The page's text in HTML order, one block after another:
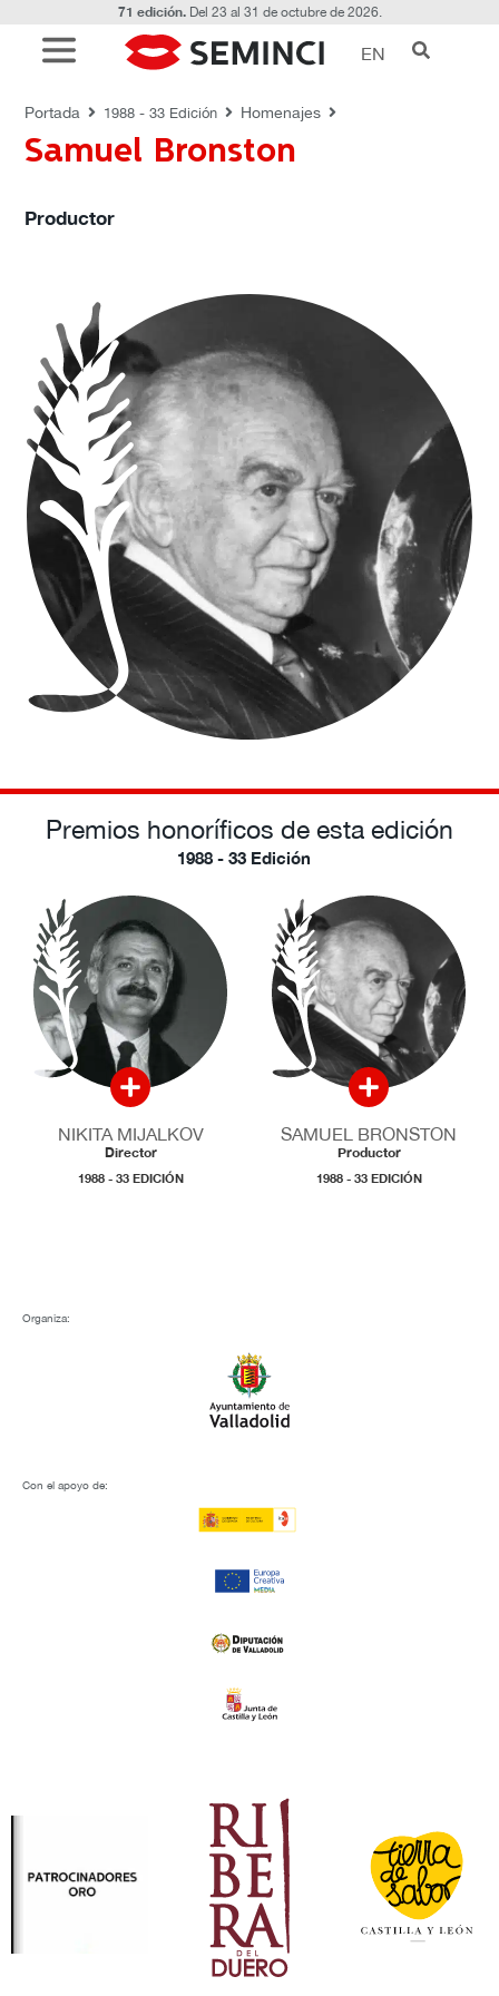
71 edición.Del 23 al 31 de octubre de 2026.
EN
Portada 1988 - 33 Edición Homenajes
Samuel Bronston
Productor
HOMENAJES
Premios honoríficos de esta edición
1988 - 33 Edición
NIKITA MIJALKOV
Director
1988 - 33 EDICIÓN
SAMUEL BRONSTON
Productor
1988 - 33 EDICIÓN
Organiza:
Con el apoyo de: